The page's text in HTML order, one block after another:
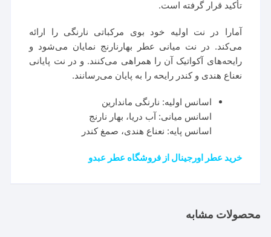
تأکید قرار گرفته است.
آمارا در نت اولیه خود بوی مرکباتی نارنگی را ارائه
می‌کند. در نت میانی عطر بهارنارنج نمایان می‌شود و
رایحه‌های آکواتیک آن را همراهی می‌کنند. و در نت پایانی
نعناع هندی و کندر رایحه را به پایان می‌رسانند.
اسانس اولیه: نارنگی ماندارین
اسانس میانی: آب دریا، بهار نارنج
اسانس پایه: نعناع هندی، صمغ کندر
خرید عطر اورجینال از فروشگاه عطر عبدو
محصولات مشابه